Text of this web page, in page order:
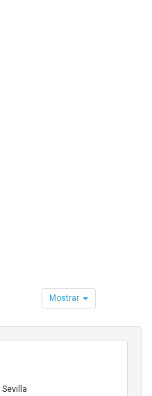
Mostrar
Sevilla